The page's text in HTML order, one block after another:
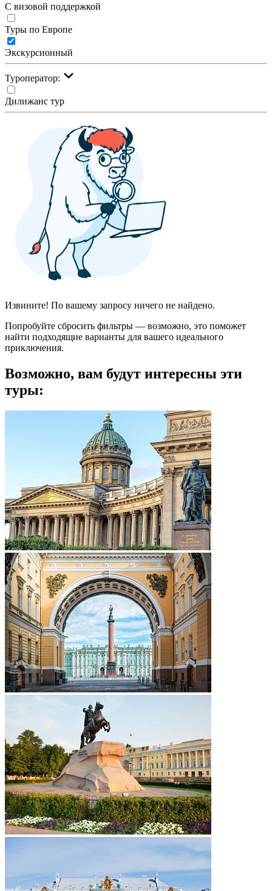
С визовой поддержкой
Туры по Европе
Экскурсионный
Туроператор:
Дилижанс тур
Извините! По вашему запросу ничего не найдено.
Попробуйте сбросить фильтры — возможно, это поможет
найти подходящие варианты для вашего идеального
приключения.
Возможно, вам будут интересны эти
туры: